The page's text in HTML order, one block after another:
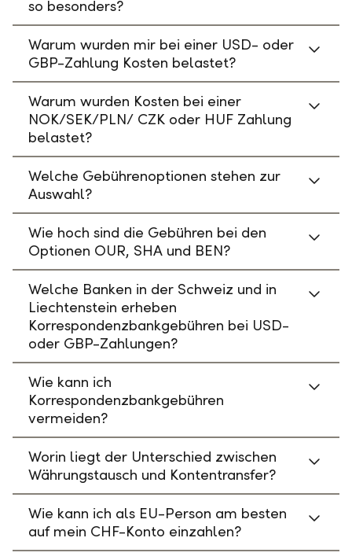
so besonders?
Warum wurden mir bei einer USD- oder
GBP-Zahlung Kosten belastet?
Warum wurden Kosten bei einer
NOK/SEK/PLN/ CZK oder HUF Zahlung
belastet?
Welche Gebührenoptionen stehen zur
Auswahl?
Wie hoch sind die Gebühren bei den
Optionen OUR, SHA und BEN?
Welche Banken in der Schweiz und in
Liechtenstein erheben
Korrespondenzbankgebühren bei USD-
oder GBP-Zahlungen?
Wie kann ich
Korrespondenzbankgebühren
vermeiden?
Worin liegt der Unterschied zwischen
Währungstausch und Kontentransfer?
Wie kann ich als EU-Person am besten
auf mein CHF-Konto einzahlen?